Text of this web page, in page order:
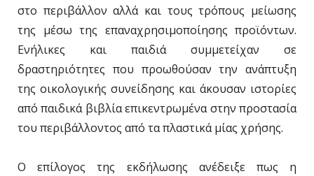
στο περιβάλλον αλλά και τους τρόπους μείωσης
της μέσω της επαναχρησιμοποίησης προϊόντων.
Ενήλικες και παιδιά συμμετείχαν σε
δραστηριότητες που προωθούσαν την ανάπτυξη
της οικολογικής συνείδησης και άκουσαν ιστορίες
από παιδικά βιβλία επικεντρωμένα στην προστασία
του περιβάλλοντος από τα πλαστικά μίας χρήσης.
Ο επίλογος της εκδήλωσης ανέδειξε πως η